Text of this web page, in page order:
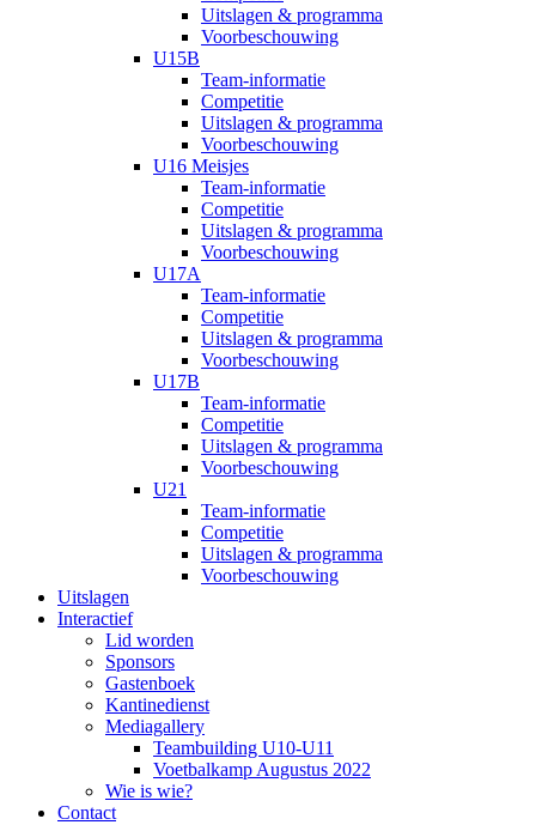
Uitslagen & programma
Voorbeschouwing
U15B
Team-informatie
Competitie
Uitslagen & programma
Voorbeschouwing
U16 Meisjes
Team-informatie
Competitie
Uitslagen & programma
Voorbeschouwing
U17A
Team-informatie
Competitie
Uitslagen & programma
Voorbeschouwing
U17B
Team-informatie
Competitie
Uitslagen & programma
Voorbeschouwing
U21
Team-informatie
Competitie
Uitslagen & programma
Voorbeschouwing
Uitslagen
Interactief
Lid worden
Sponsors
Gastenboek
Kantinedienst
Mediagallery
Teambuilding U10-U11
Voetbalkamp Augustus 2022
Wie is wie?
Contact